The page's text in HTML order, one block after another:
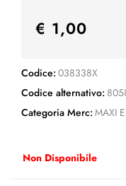
€ 1,00
Codice: 038338X
Codice alternativo:
Categoria Merc: MAXI
Non Disponibile